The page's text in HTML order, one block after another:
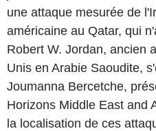
une attaque mesurée de
américaine au Qatar, qui
Robert W. Jordan, ancien
Unis en Arabie Saoudite,
Joumanna Bercetche,
Horizons Middle East and
la localisation de ces